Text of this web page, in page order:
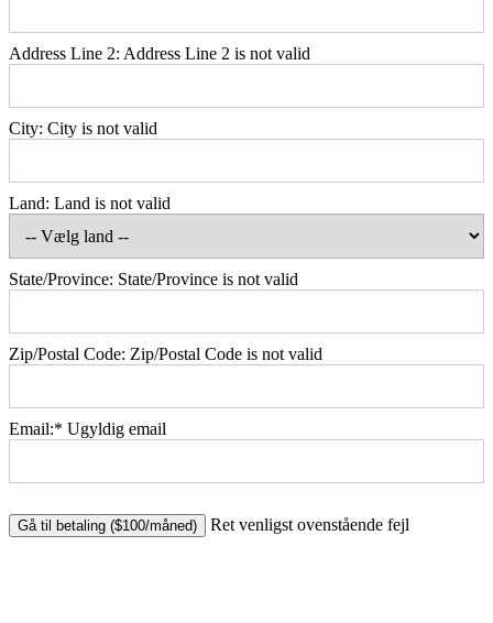
Address Line 2: Address Line 2 is not valid
City: City is not valid
Land: Land is not valid
State/Province: State/Province is not valid
Zip/Postal Code: Zip/Postal Code is not valid
Email:* Ugyldig email
No val Ret venligst ovenstående fejl